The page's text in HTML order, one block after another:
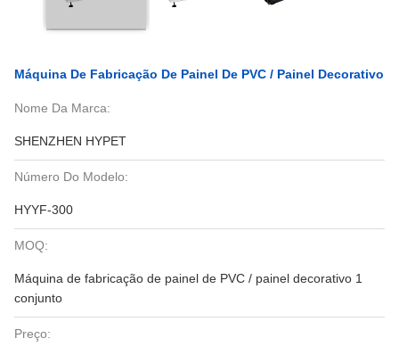
Máquina De Fabricação De Painel De PVC / Painel Decorativo
Nome Da Marca:
SHENZHEN HYPET
Número Do Modelo:
HYYF-300
MOQ:
Máquina de fabricação de painel de PVC / painel decorativo 1
conjunto
Preço: